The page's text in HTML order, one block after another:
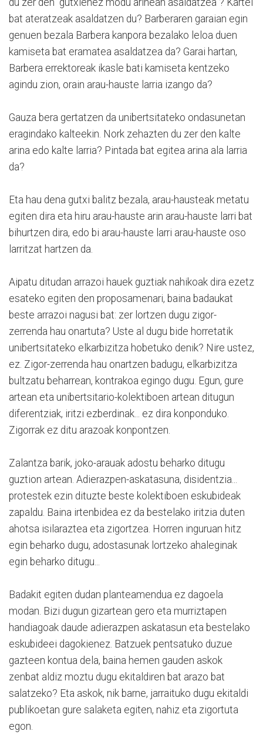
bat ateratzeak asaldatzen du? Barberaren garaian egin
genuen bezala Barbera kanpora bezalako leloa duen
kamiseta bat eramatea asaldatzea da? Garai hartan,
Barbera errektoreak ikasle bati kamiseta kentzeko
agindu zion, orain arau-hauste larria izango da?
Gauza bera gertatzen da unibertsitateko ondasunetan
eragindako kalteekin. Nork zehazten du zer den kalte
arina edo kalte larria? Pintada bat egitea arina ala larria
da?
Eta hau dena gutxi balitz bezala, arau-hausteak metatu
egiten dira eta hiru arau-hauste arin arau-hauste larri bat
bihurtzen dira, edo bi arau-hauste larri arau-hauste oso
larritzat hartzen da.
Aipatu ditudan arrazoi hauek guztiak nahikoak dira ezetz
esateko egiten den proposamenari, baina badaukat
beste arrazoi nagusi bat: zer lortzen dugu zigor-
zerrenda hau onartuta? Uste al dugu bide horretatik
unibertsitateko elkarbizitza hobetuko denik? Nire ustez,
ez. Zigor-zerrenda hau onartzen badugu, elkarbizitza
bultzatu beharrean, kontrakoa egingo dugu. Egun, gure
artean eta unibertsitario-kolektiboen artean ditugun
diferentziak, iritzi ezberdinak... ez dira konponduko.
Zigorrak ez ditu arazoak konpontzen.
Zalantza barik, joko-arauak adostu beharko ditugu
guztion artean. Adierazpen-askatasuna, disidentzia...
protestek ezin dituzte beste kolektiboen eskubideak
zapaldu. Baina irtenbidea ez da bestelako iritzia duten
ahotsa isilaraztea eta zigortzea. Horren inguruan hitz
egin beharko dugu, adostasunak lortzeko ahaleginak
egin beharko ditugu...
Badakit egiten dudan planteamendua ez dagoela
modan. Bizi dugun gizartean gero eta murriztapen
handiagoak daude adierazpen askatasun eta bestelako
eskubideei dagokienez. Batzuek pentsatuko duzue
gazteen kontua dela, baina hemen gauden askok
zenbat aldiz moztu dugu ekitaldiren bat arazo bat
salatzeko? Eta askok, nik barne, jarraituko dugu ekitaldi
publikoetan gure salaketa egiten, nahiz eta zigortuta
egon.